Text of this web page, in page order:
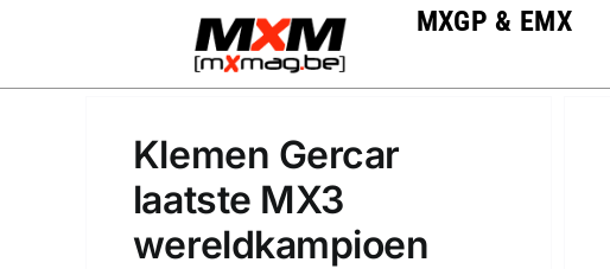
MXGP & EMX
Klemen Gercar
laatste MX3
wereldkampioen